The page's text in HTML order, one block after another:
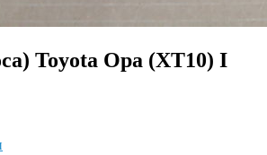
Toyota Opa (XT10) I